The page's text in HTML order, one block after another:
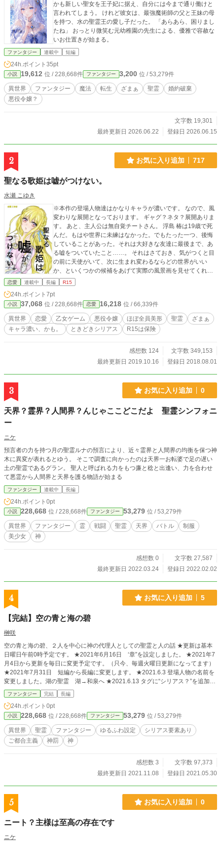
かも新しい聖女を王子妃に据え、自分には今まで通り働けと
言われてしまう。 けれど彼女は、最強魔術師の父と王妹の母
を持つ、水の聖霊王の愛し子だった。 「あらあら、困りまし
たね」 おっとり微笑む元幼稚園の先生による、優雅で容赦な
いお仕置きが始まる。
ファンタジー 連載中 短編
24h.ポイント 35pt
小説 19,612 位 / 228,668件 ファンタジー 3,200 位 / 53,279件
異世界 ファンタジー 魔法 転生 ざまぁ 聖霊
婚約破棄
悪役令嬢？
文字数 19,301
最終更新日 2026.06.22
登録日 2026.06.15
2 お気に入り追加 717
聖なる歌姫は嘘がつけない。
水瀬 こゆき
※本作の登場人物達はかなりキャラが濃いです。 なので、風
変わりな展開となっております。 ギャグ？ネタ？展開ありま
す。 あと、主人公は無自覚チートさん。 浮島 椿は19歳で死
んだ。もはや世界に未練はなかった。でもたった一つ、後悔
していることがあった。それは大好きな友達に最後まで、あ
る嘘をついていたこと……。 それはさておき、気がつくと目
の前に天使がいて、次に生まれ変わるならどの世界がいい
か、といくつかの候補をあげて実際の風景画を見せてくれた
のだが…。 「な、何この可愛い生き物！！！！！」 椿はある
に転生することに決めた。 でも、その世界は何と乙女ゲーム
の世界だった！しかも椿は、よりにもよって悪役令嬢に転生
する。でも椿はめげない。折角の二度目の人生。今度こそ楽
しく生きるのです！そのためにもまずは…デッドエンド回避
に尽力します！あと、欲を言うと精霊さんとお友達になりた
スな人生が始まるーー。 ＊前世編は、ほぼ一貫してシリアス
せていただきます。 小説の設定、展開、などの内容を真似す
(｀・ω・´)！
恋愛 連載中 長編 R15
24h.ポイント 7pt
小説 37,068 位 / 228,668件 恋愛 16,218 位 / 66,339件
異世界 恋愛 乙女ゲーム 悪役令嬢 ほぼ全員美形 聖霊
ざまぁ
キャラ濃い、かも。
ときどきシリアス R15は保険
感想数 124
文字数 349,153
最終更新日 2019.10.16
登録日 2018.08.01
3 お気に入り追加 0
天界？霊界？人間界？んじゃここどこだよ 聖霊シンフォニ
ー
ニケ
預言者の力を持つ月の聖霊ルナの預言により、近々霊界と人間界の均衡を保つ神
木に異変が表れるとゆう。 そこで調査に向かったのは天界一お転婆で足の遅い
土の聖霊であるグラン。 聖人と呼ばれる力をもつ廉と稔と出逢い、力を合わせ
て悪霊から人間界と天界を護る物語が始まる
ファンタジー 連載中 長編
24h.ポイント 0pt
小説 228,668 位 / 228,668件 ファンタジー 53,279 位 / 53,279件
異世界 ファンタジー 霊 戦闘 聖霊 天界 バトル
制服
美少女
神
感想数 0
文字数 27,587
最終更新日 2022.03.24
登録日 2022.02.02
4 お気に入り追加 5
【完結】空の青と海の碧
榊咲
空の青と海の碧、２人を中心に神の代理人としての聖霊と人の話 ★更新は基本
日曜日午前0時予定です。 ★2021年6月16日 ‘章”を設定しました。 ★2021年7
月4日から更新を毎日に変更予定です。（只今、毎週火曜日更新になってます）
★2021年7月31日 短編から長編に変更します。 ★2021.6.3 登場人物の名前を
変更しました。湖の聖霊 湖→和泉へ ★2021.6.13 タグに“シリアス？”を追加し
ました。 ⚫︎第１４回ファンタジー大賞にエントリーしました。
ファンタジー 完結 長編
24h.ポイント 0pt
小説 228,668 位 / 228,668件 ファンタジー 53,279 位 / 53,279件
異世界 聖霊 ファンタジー ゆるふわ設定
シリアス要素あり
ご都合主義
神罰 神
感想数 3
文字数 97,373
最終更新日 2021.11.08
登録日 2021.05.30
5 お気に入り追加 0
ニート？主様は至高の存在です
ニケ